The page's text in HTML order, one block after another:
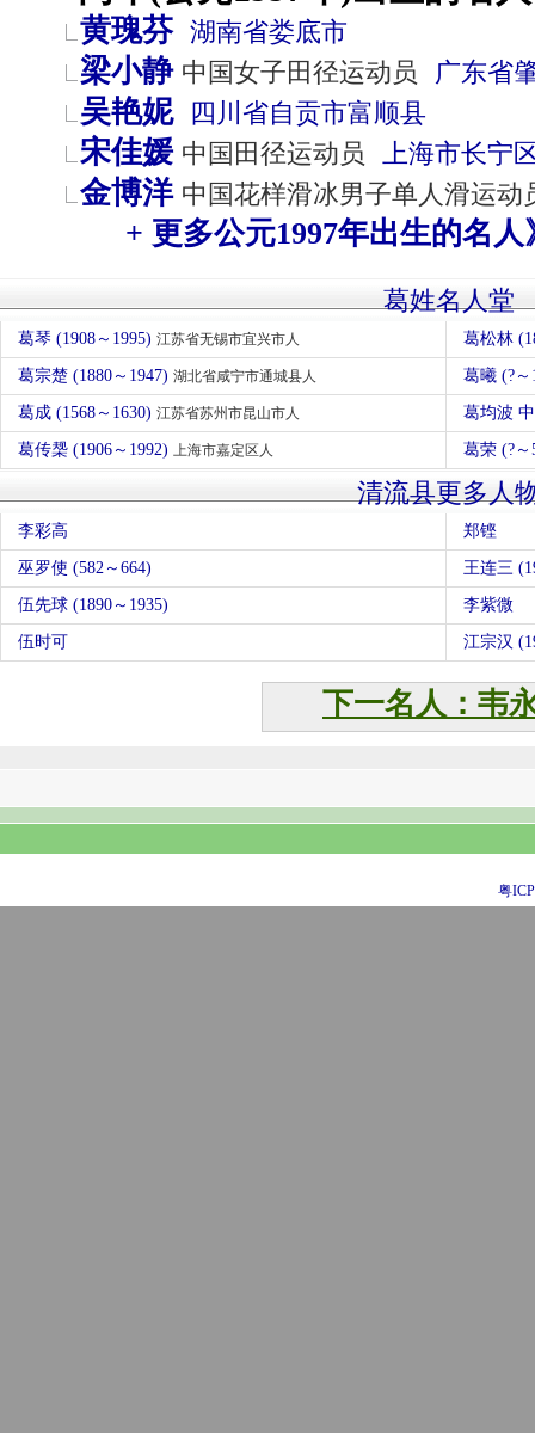
黄瑰芬 湖南省娄底市
梁小静 中国女子田径运动员 广东省
吴艳妮 四川省自贡市富顺县
宋佳媛 中国田径运动员 上海市长宁
金博洋 中国花样滑冰男子单人滑运动
+ 更多公元1997年出生的名人
葛姓名人堂
葛琴 (1908～1995) 江苏省无锡市宜兴市人 葛松林
葛宗楚 (1880～1947) 湖北省咸宁市通城县人 葛曦 (?
葛成 (1568～1630) 江苏省苏州市昆山市人 葛均波
葛传椝 (1906～1992) 上海市嘉定区人 葛荣 (?
清流县更多人
李彩高 郑铿
巫罗使 (582～664) 王连三
伍先球 (1890～1935) 李紫微
伍时可 江宗汉
下一名人：韦
粤